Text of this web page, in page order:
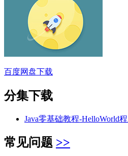
百度网盘下载
分集下载
Java零基础教程-HelloWorld
常见问题 >>